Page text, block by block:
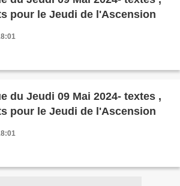
pour le Jeudi de l'Ascension
du Jeudi 09 Mai 2024- textes ,
pour le Jeudi de l'Ascension